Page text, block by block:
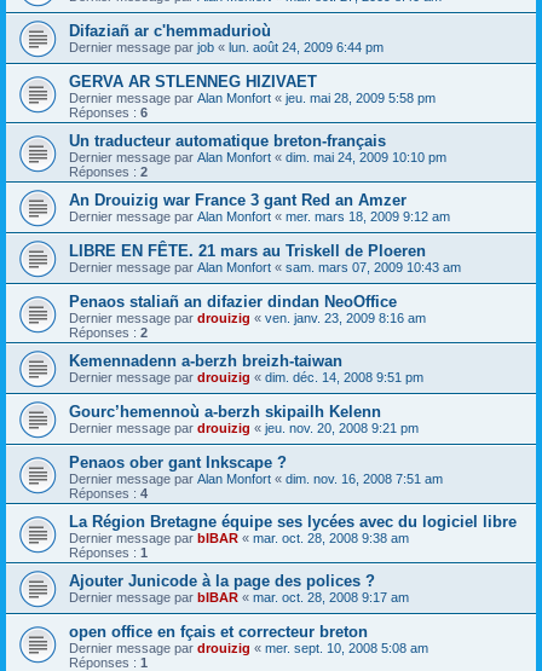
Difaziañ ar c'hemmadurioù
Dernier message par job « lun. août 24, 2009 6:44 pm
GERVA AR STLENNEG HIZIVAET
Dernier message par Alan Monfort « jeu. mai 28, 2009 5:58 pm
Réponses : 6
Un traducteur automatique breton-français
Dernier message par Alan Monfort « dim. mai 24, 2009 10:10 pm
Réponses : 2
An Drouizig war France 3 gant Red an Amzer
Dernier message par Alan Monfort « mer. mars 18, 2009 9:12 am
LIBRE EN FÊTE. 21 mars au Triskell de Ploeren
Dernier message par Alan Monfort « sam. mars 07, 2009 10:43 am
Penaos staliañ an difazier dindan NeoOffice
Dernier message par drouizig « ven. janv. 23, 2009 8:16 am
Réponses : 2
Kemennadenn a-berzh breizh-taiwan
Dernier message par drouizig « dim. déc. 14, 2008 9:51 pm
Gourc’hemennoù a-berzh skipailh Kelenn
Dernier message par drouizig « jeu. nov. 20, 2008 9:21 pm
Penaos ober gant Inkscape ?
Dernier message par Alan Monfort « dim. nov. 16, 2008 7:51 am
Réponses : 4
La Région Bretagne équipe ses lycées avec du logiciel libre
Dernier message par bIBAR « mar. oct. 28, 2008 9:38 am
Réponses : 1
Ajouter Junicode à la page des polices ?
Dernier message par bIBAR « mar. oct. 28, 2008 9:17 am
open office en fçais et correcteur breton
Dernier message par drouizig « mer. sept. 10, 2008 5:08 am
Réponses : 1